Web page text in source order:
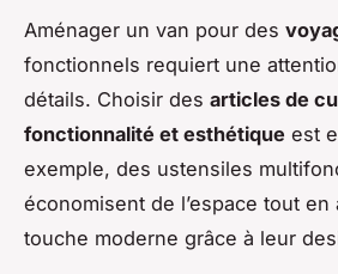
Aménager un van pour des
fonctionnels requiert une
détails. Choisir des articles de
fonctionnalité et esthétique est
exemple, des ustensiles
économisent de l’espace tout en
touche moderne grâce à leur